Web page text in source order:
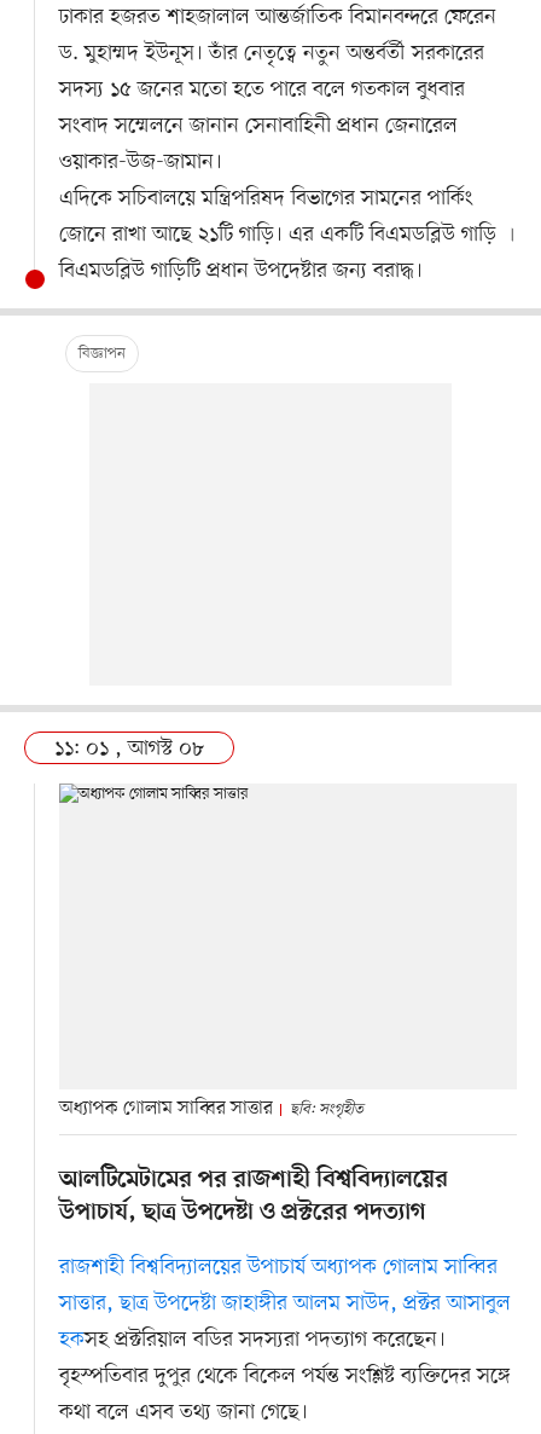
ঢাকার হজরত শাহজালাল আন্তর্জাতিক বিমানবন্দরে ফেরেন
ড. মুহাম্মদ ইউনূস। তাঁর নেতৃত্বে নতুন অন্তর্বর্তী সরকারের
সদস্য ১৫ জনের মতো হতে পারে বলে গতকাল বুধবার
সংবাদ সম্মেলনে জানান সেনাবাহিনী প্রধান জেনারেল
ওয়াকার-উজ-জামান।
এদিকে সচিবালয়ে মন্ত্রিপরিষদ বিভাগের সামনের পার্কিং
জোনে রাখা আছে ২১টি গাড়ি। এর একটি বিএমডব্লিউ গাড়ি ৷
বিএমডব্লিউ গাড়িটি প্রধান উপদেষ্টার জন্য বরাদ্ধ।
১১: ০১ , আগস্ট ০৮
অধ্যাপক গোলাম সাব্বির সাত্তার ছবি: সংগৃহীত
আলটিমেটামের পর রাজশাহী বিশ্ববিদ্যালয়ের
উপাচার্য, ছাত্র উপদেষ্টা ও প্রক্টরের পদত্যাগ
রাজশাহী বিশ্ববিদ্যালয়ের উপাচার্য অধ্যাপক গোলাম সাব্বির
সাত্তার, ছাত্র উপদেষ্টা জাহাঙ্গীর আলম সাউদ, প্রক্টর আসাবুল
হকসহ প্রক্টরিয়াল বডির সদস্যরা পদত্যাগ করেছেন।
বৃহস্পতিবার দুপুর থেকে বিকেল পর্যন্ত সংশ্লিষ্ট ব্যক্তিদের সঙ্গে
কথা বলে এসব তথ্য জানা গেছে।